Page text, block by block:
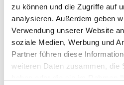
zu können und die Zugriffe auf
analysieren. Außerdem geben
Verwendung unserer Website
soziale Medien, Werbung und
Partner führen diese
weiteren Daten zusammen, die
Telefon: 0341 308888-0
E-Mail:mail@don-giovanni-
2. Allgemeines zur
Wir verarbeiten